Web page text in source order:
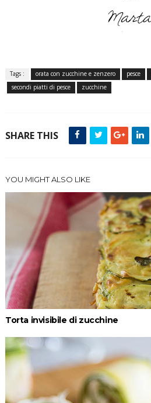
Tags : orata con zucchine e zenzero pesce
secondi piatti di pesce
zucchine
SHARE THIS
YOU MIGHT ALSO LIKE
Torta invisibile di zucchine